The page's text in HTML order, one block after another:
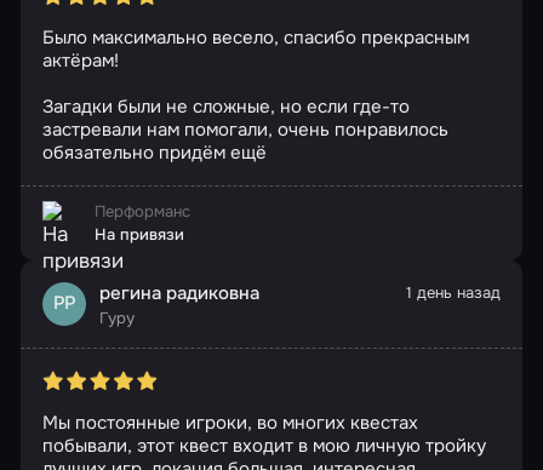
Было максимально весело, спасибо прекрасным
актёрам!
Загадки были не сложные, но если где-то
застревали нам помогали, очень понравилось
обязательно придём ещё
Перформанс
На привязи
РР регина радиковна
Гуру
1 день назад
Мы постоянные игроки, во многих квестах
побывали, этот квест входит в мою личную тройку